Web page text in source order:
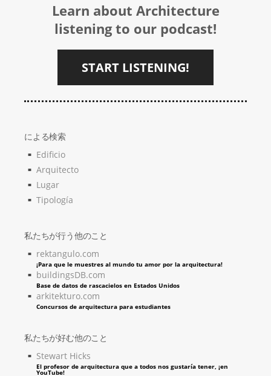
Learn about Architecture
listening to our podcast!
START LISTENING!
による検索
Edificio
Arquitecto
Lugar
Tipología
私たちが行う他のこと
rektangulo.com
¡Para que le muestres al mundo tu amor por la arquitectura!
buildingsDB.com
Base de datos de rascacielos en Estados Unidos
arkitekturo.com
Concursos de arquitectura para estudiantes
私たちが好む他のこと
Stewart Hicks
El profesor de arquitectura que a todos nos gustaría tener, ¡en
YouTube!